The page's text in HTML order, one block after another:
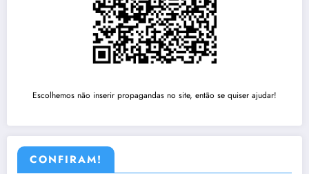
Escolhemos não inserir propagandas no site, então se quiser ajudar!
CONFIRAM!